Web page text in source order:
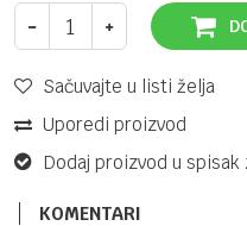
Sačuvajte u listi želja
Uporedi proizvod
Dodaj proizvod u spisak
KOMENTARI